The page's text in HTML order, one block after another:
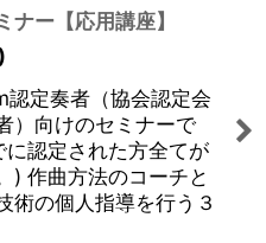
ナー【応用講座】
定奏者（協会認定会
）向けのセミナーで
認定された方全てが
) 作曲方法のコーチと
術の個人指導を行う３